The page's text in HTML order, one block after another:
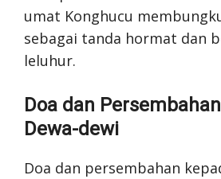
umat Konghucu
sebagai tanda hormat dan
leluhur.
Doa dan
Dewa-dewi
Doa dan persembahan